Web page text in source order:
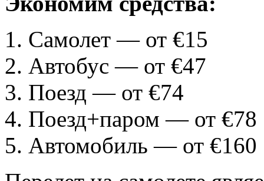
Самолет — от €15
Автобус — от €47
Поезд — от €74
Поезд+паром — от €78
Автомобиль — от €160